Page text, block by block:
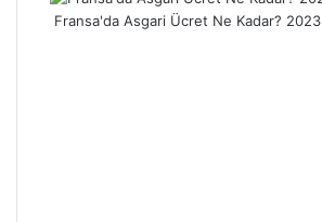
Fransa'da Asgari Ücret Ne Kadar? 2023